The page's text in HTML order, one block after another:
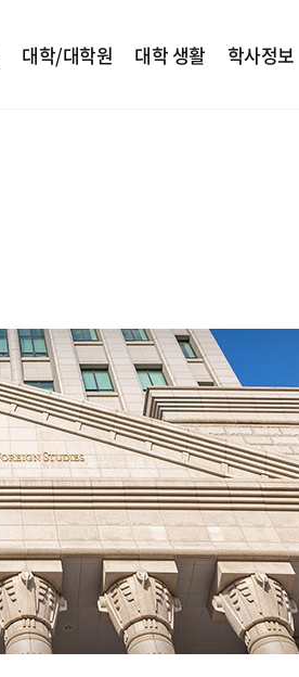
대학/대학원 대학 생활 학사정보